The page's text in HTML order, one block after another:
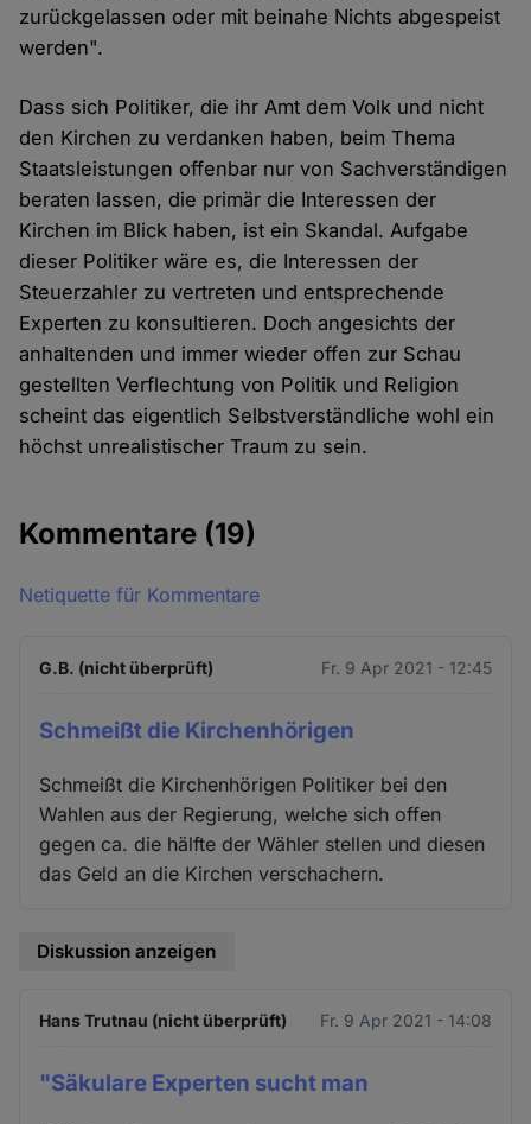
zurückgelassen oder mit beinahe Nichts abgespeist
werden".
Dass sich Politiker, die ihr Amt dem Volk und nicht
den Kirchen zu verdanken haben, beim Thema
Staatsleistungen offenbar nur von Sachverständigen
beraten lassen, die primär die Interessen der
Kirchen im Blick haben, ist ein Skandal. Aufgabe
dieser Politiker wäre es, die Interessen der
Steuerzahler zu vertreten und entsprechende
Experten zu konsultieren. Doch angesichts der
anhaltenden und immer wieder offen zur Schau
gestellten Verflechtung von Politik und Religion
scheint das eigentlich Selbstverständliche wohl ein
höchst unrealistischer Traum zu sein.
Kommentare (19)
Netiquette für Kommentare
G.B. (nicht überprüft) Fr. 9 Apr 2021 - 12:45
Schmeißt die Kirchenhörigen
Schmeißt die Kirchenhörigen Politiker bei den
Wahlen aus der Regierung, welche sich offen
gegen ca. die hälfte der Wähler stellen und diesen
das Geld an die Kirchen verschachern.
Diskussion anzeigen
Hans Trutnau (nicht überprüft) Fr. 9 Apr 2021 - 14:08
"Säkulare Experten sucht man